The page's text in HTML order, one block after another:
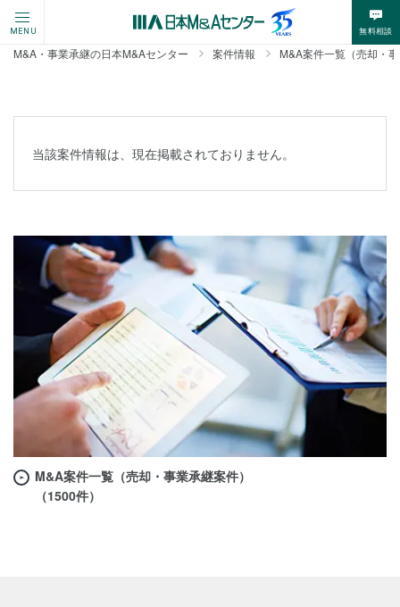
MENU 無料相談
M&A・事業承継の日本M&Aセンター 案件情報 M&A案件一覧（売却・
当該案件情報は、現在掲載されておりません。
M&A案件一覧（売却・事業承継案件）
（1500件）